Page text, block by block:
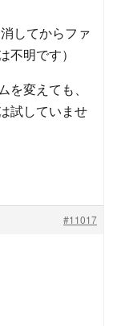
してからファ
不明です）
変えても、
試していませ
#11017